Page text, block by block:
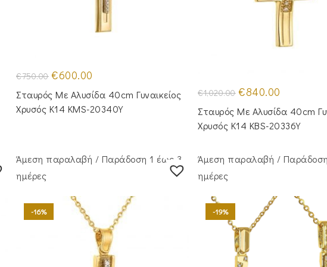
€750.00 Original
price
was:
€750.00.
€600.00
τιμή
είναι:
€600.00.
Σταυρός Με Αλυσίδα 40cm Γυναικείος
Χρυσός Κ14 KMS-20340Y
€1,020.00 Original
price
was:
€1,020.00.
€840.00
τιμή
είναι:
€840.00.
Σταυρός Mε Aλυσίδα 40cm
Χρυσός Κ14 KBS-20336Y
Άμεση παραλαβή / Παράδoση 1 έως 3
ημέρες
-16%
Άμεση παραλαβή /
ημέρες
-19%